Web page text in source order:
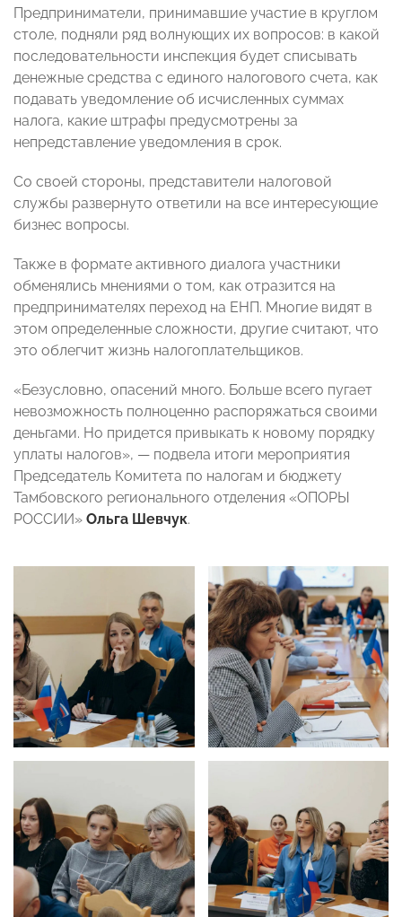
Предприниматели, принимавшие участие в круглом
столе, подняли ряд волнующих их вопросов: в какой
последовательности инспекция будет списывать
денежные средства с единого налогового счета, как
подавать уведомление об исчисленных суммах
налога, какие штрафы предусмотрены за
непредставление уведомления в срок.
Со своей стороны, представители налоговой
службы развернуто ответили на все интересующие
бизнес вопросы.
Также в формате активного диалога участники
обменялись мнениями о том, как отразится на
предпринимателях переход на ЕНП. Многие видят в
этом определенные сложности, другие считают, что
это облегчит жизнь налогоплательщиков.
«Безусловно, опасений много. Больше всего пугает
невозможность полноценно распоряжаться своими
деньгами. Но придется привыкать к новому порядку
уплаты налогов», — подвела итоги мероприятия
Председатель Комитета по налогам и бюджету
Тамбовского регионального отделения «ОПОРЫ
РОССИИ» Ольга Шевчук.